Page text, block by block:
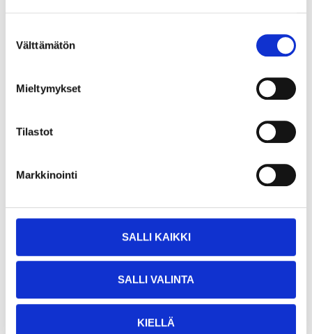
valinta
Välttämätön
Mieltymykset
Tilastot
Markkinointi
SALLI KAIKKI
SALLI VALINTA
KIELLÄ
995
behållare
Säljs ej online
155
Utbytesborste
47-0374
Finns i lager i